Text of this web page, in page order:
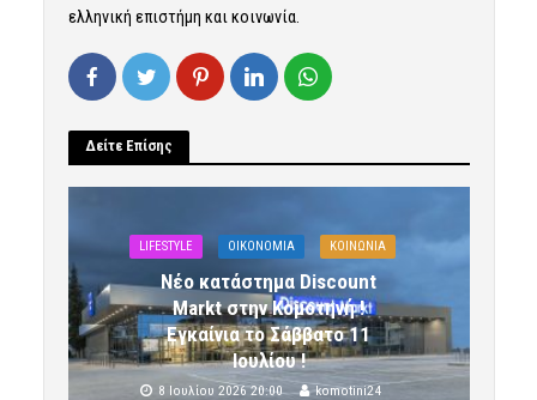
ελληνική επιστήμη και κοινωνία.
Δείτε Επίσης
LIFESTYLE OIKONOMIA ΚΟΙΝΩΝΙΑ
Νέο κατάστημα Discount
Markt στην Κομοτηνή !
Εγκαίνια το Σάββατο 11
Ιουλίου !
8 Ιουλίου 2026 20:00 komotini24